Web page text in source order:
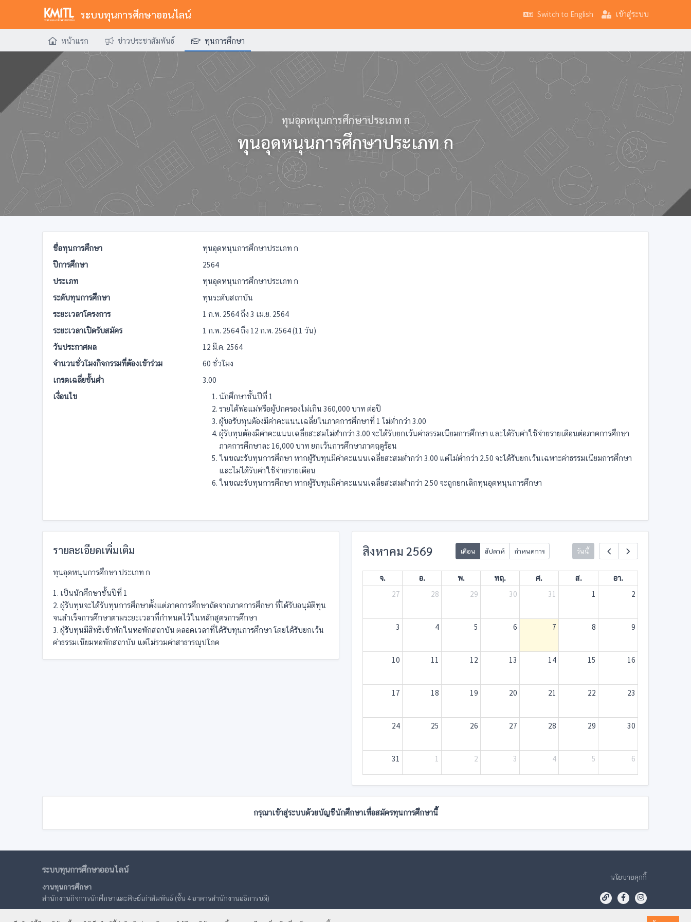
ระบบทุนการศึกษาออนไลน์ Switch to English เข้าสู่ระบบ
หน้าแรก ข่าวประชาสัมพันธ์ ทุนการศึกษา
ทุนอุดหนุนการศึกษาประเภท ก
ทุนอุดหนุนการศึกษาประเภท ก
ชื่อทุนการศึกษา
ทุนอุดหนุนการศึกษาประเภท ก
ปีการศึกษา
2564
ประเภท
ทุนอุดหนุนการศึกษาประเภท ก
ระดับทุนการศึกษา
ทุนระดับสถาบัน
ระยะเวลาโครงการ
1 ก.พ. 2564 ถึง 3 เม.ย. 2564
ระยะเวลาเปิดรับสมัคร
1 ก.พ. 2564 ถึง 12 ก.พ. 2564 (11 วัน)
วันประกาศผล
12 มี.ค. 2564
จำนวนชั่วโมงกิจกรรมที่ต้องเข้าร่วม
60 ชั่วโมง
เกรดเฉลี่ยขั้นต่ำ
3.00
เงื่อนไข
นักศึกษาชั้นปีที่ 1
รายได้พ่อแม่หรือผู้ปกครองไม่เกิน 360,000 บาท ต่อปี
ผู้ขอรับทุนต้องมีค่าคะแนนเฉลี่ยในภาคการศึกษาที่ 1 ไม่ต่ำกว่า 3.00
ผู้รับทุนต้องมีค่าคะแนนเฉลี่ยสะสมไม่ต่ำกว่า 3.00 จะได้รับยกเว้นค่าธรรมเนียมการศึกษา และได้รับค่าใช้จ่ายรายเดือนต่อภาคการศึกษา
ภาคการศึกษาละ 16,000 บาท ยกเว้นการศึกษาภาคฤดูร้อน
ในขณะรับทุนการศึกษา หากผู้รับทุนมีค่าคะแนนเฉลี่ยสะสมต่ำกว่า 3.00 แต่ไม่ต่ำกว่า 2.50 จะได้รับยกเว้นเฉพาะค่าธรรมเนียมการศึกษา
และไม่ได้รับค่าใช้จ่ายรายเดือน
ในขณะรับทุนการศึกษา หากผู้รับทุนมีค่าคะแนนเฉลี่ยสะสมต่ำกว่า 2.50 จะถูกยกเลิกทุนอุดหนุนการศึกษา
รายละเอียดเพิ่มเติม
ทุนอุดหนุนการศึกษา ประเภท ก
1. เป็นนักศึกษาชั้นปีที่ 1
2. ผู้รับทุนจะได้รับทุนการศึกษาตั้งแต่ภาคการศึกษาถัดจากภาคการศึกษา ที่ได้รับอนุมัติทุน
จนสำเร็จการศึกษาตามระยะเวลาที่กำหนดไว้ในหลักสูตรการศึกษา
3. ผู้รับทุนมีสิทธิเข้าพักในหอพักสถาบัน ตลอดเวลาที่ได้รับทุนการศึกษา โดยได้รับยกเว้น
ค่าธรรมเนียมหอพักสถาบัน แต่ไม่รวมค่าสาธารณูปโภค
สิงหาคม 2569 เดือน สัปดาห์ กำหนดการ วันนี้
จ. อ. พ. พฤ. ศ. ส.
อา.
27
28 29 30 31 1 2
3 4 5 6 7 8 9
10 11 12 13 14 15 16
17 18 19 20 21 22 23
24 25 26 27 28 29 30
31 1 2 3 4 5 6
กรุณาเข้าสู่ระบบด้วยบัญชีนักศึกษาเพื่อสมัครทุนการศึกษานี้
ระบบทุนการศึกษาออนไลน์
งานทุนการศึกษา
สำนักงานกิจการนักศึกษาและศิษย์เก่าสัมพันธ์ (ชั้น 4 อาคารสำนักงานอธิการบดี)
นโยบายคุกกี้